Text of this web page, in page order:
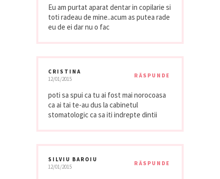
Eu am purtat aparat dentar in copilarie si
toti radeau de mine..acum as putea rade
eu de ei dar nu o fac
CRISTINA
12/01/2015
RĂSPUNDE
poti sa spui ca tu ai fost mai norocoasa
ca ai tai te-au dus la cabinetul
stomatologic ca sa iti indrepte dintii
SILVIU BAROIU
12/01/2015
RĂSPUNDE